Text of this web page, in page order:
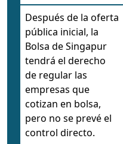
Después de la oferta
pública inicial, la
Bolsa de Singapur
tendrá el derecho
de regular las
empresas que
cotizan en bolsa,
pero no se prevé el
control directo.